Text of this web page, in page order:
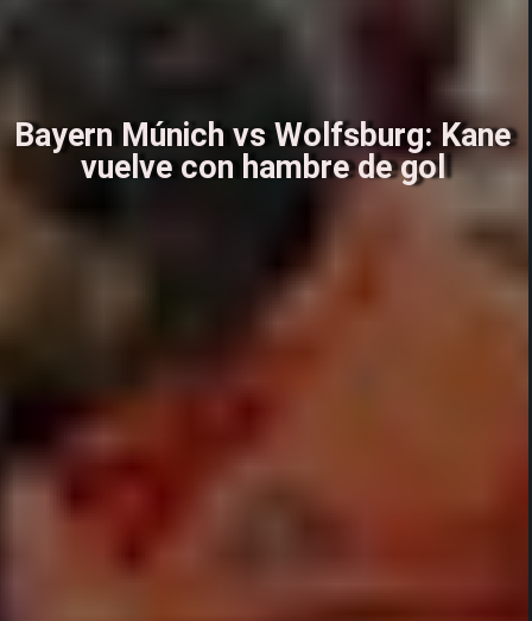
Bayern Múnich vs Wolfsburg: Kane
vuelve con hambre de gol